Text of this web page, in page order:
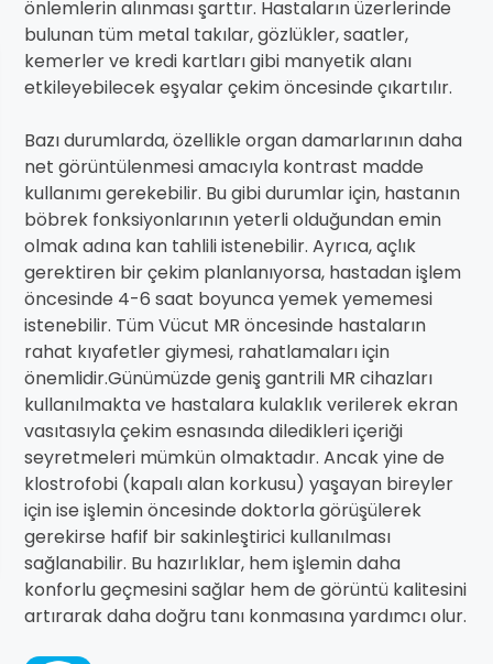
önlemlerin alınması şarttır. Hastaların üzerlerinde
bulunan tüm metal takılar, gözlükler, saatler,
kemerler ve kredi kartları gibi manyetik alanı
etkileyebilecek eşyalar çekim öncesinde çıkartılır.
Bazı durumlarda, özellikle organ damarlarının daha
net görüntülenmesi amacıyla kontrast madde
kullanımı gerekebilir. Bu gibi durumlar için, hastanın
böbrek fonksiyonlarının yeterli olduğundan emin
olmak adına kan tahlili istenebilir. Ayrıca, açlık
gerektiren bir çekim planlanıyorsa, hastadan işlem
öncesinde 4-6 saat boyunca yemek yememesi
istenebilir. Tüm Vücut MR öncesinde hastaların
rahat kıyafetler giymesi, rahatlamaları için
önemlidir.Günümüzde geniş gantrili MR cihazları
kullanılmakta ve hastalara kulaklık verilerek ekran
vasıtasıyla çekim esnasında diledikleri içeriği
seyretmeleri mümkün olmaktadır. Ancak yine de
klostrofobi (kapalı alan korkusu) yaşayan bireyler
için ise işlemin öncesinde doktorla görüşülerek
gerekirse hafif bir sakinleştirici kullanılması
sağlanabilir. Bu hazırlıklar, hem işlemin daha
konforlu geçmesini sağlar hem de görüntü kalitesini
artırarak daha doğru tanı konmasına yardımcı olur.